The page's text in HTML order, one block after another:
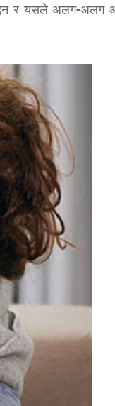
र यसले अलग-अलग